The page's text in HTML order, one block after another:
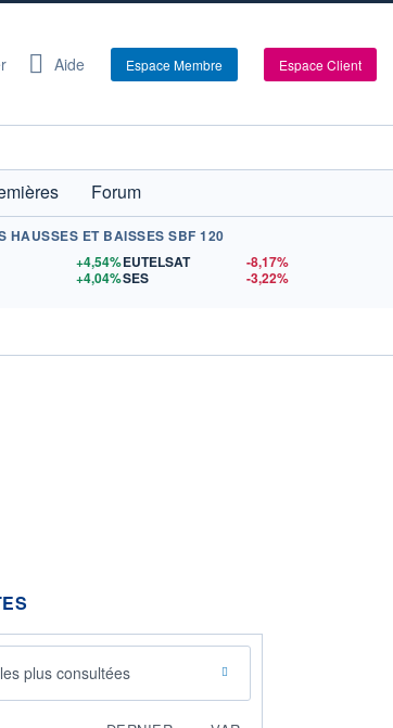
Aide Espace Membre Espace Client
Forum
HAUSSES ET BAISSES SBF 120
+4,54%
+4,04%
EUTELSAT
-8,17%
SES
-3,22%
plus consultées